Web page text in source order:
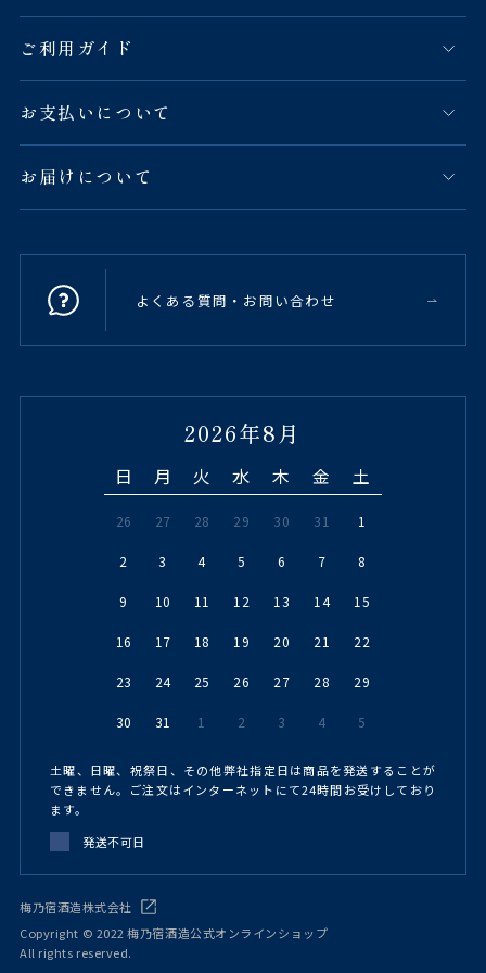
ご利用ガイド
お支払いについて
お届けについて
よくある質問・お問い合わせ
2026年8月
日 月 火 水 木 金 土
26 27 28 29 30 31 1
2 3 4 5 6 7 8
9 10 11 12 13 14 15
16 17 18 19 20 21 22
23 24 25 26 27 28 29
30 31 1 2 3 4 5
土曜、日曜、祝祭日、その他弊社指定日は商品を発送することが
できません。ご注文はインターネットにて24時間お受けしており
ます。
発送不可日
梅乃宿酒造株式会社
Copyright © 2022 梅乃宿酒造公式オンラインショップ
All rights reserved.